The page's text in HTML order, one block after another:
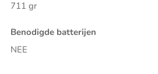
711 gr
Benodigde batterijen
NEE